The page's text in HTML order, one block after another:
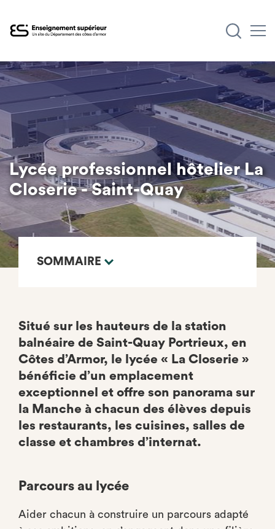
Aller
au
principal
Lycée professionnel hôtelier La
Closerie - Saint-Quay
SOMMAIRE
Situé sur les hauteurs de la station
balnéaire de Saint-Quay Portrieux, en
Côtes d’Armor, le lycée « La Closerie »
bénéficie d’un emplacement
exceptionnel et offre son panorama sur
la Manche à chacun des élèves depuis
les restaurants, les cuisines, salles de
classe et chambres d’internat.
Parcours au lycée
Aider chacun à construire un parcours adapté